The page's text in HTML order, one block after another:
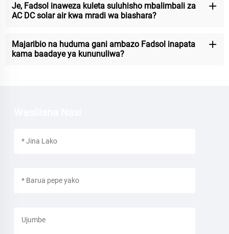
Je, Fadsol inaweza kuleta suluhisho mbalimbali za
AC DC solar air kwa mradi wa biashara?
Majaribio na huduma gani ambazo Fadsol inapata
kama baadaye ya kununuliwa?